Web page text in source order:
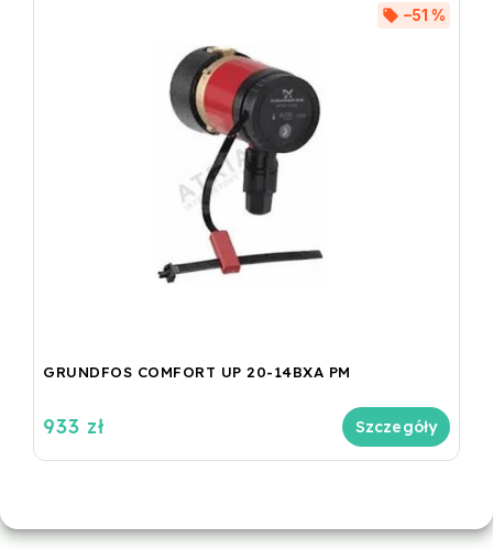
GRUNDFOS COMFORT UP 20-14BXA PM
–51 %
933 zł Szczegóły